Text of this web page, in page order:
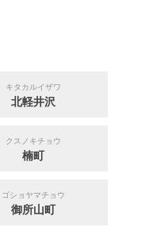
キタカルイザワ
北軽井沢
クスノキチョウ
楠町
ゴショヤマチョウ
御所山町